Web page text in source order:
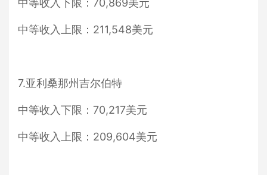
中等收入下限：70,869美元
中等收入上限：211,548美元
7.亚利桑那州吉尔伯特
中等收入下限：70,217美元
中等收入上限：209,604美元